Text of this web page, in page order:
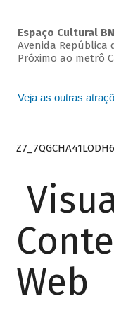
Espaço Cultural
Avenida República
Próximo ao metrô
Veja as outras
Web